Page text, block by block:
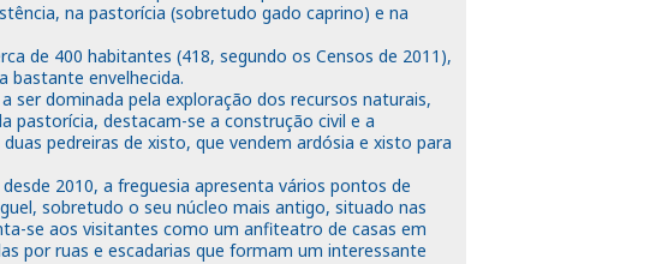
na pastorícia (sobretudo gado caprino) e na
de 400 habitantes (418, segundo os Censos de 2011),
bastante envelhecida.
ser dominada pela exploração dos recursos naturais,
pastorícia, destacam-se a construção civil e a
pedreiras de xisto, que vendem ardósia e xisto para
2010, a freguesia apresenta vários pontos de
sobretudo o seu núcleo mais antigo, situado nas
se aos visitantes como um anfiteatro de casas em
por ruas e escadarias que formam um interessante